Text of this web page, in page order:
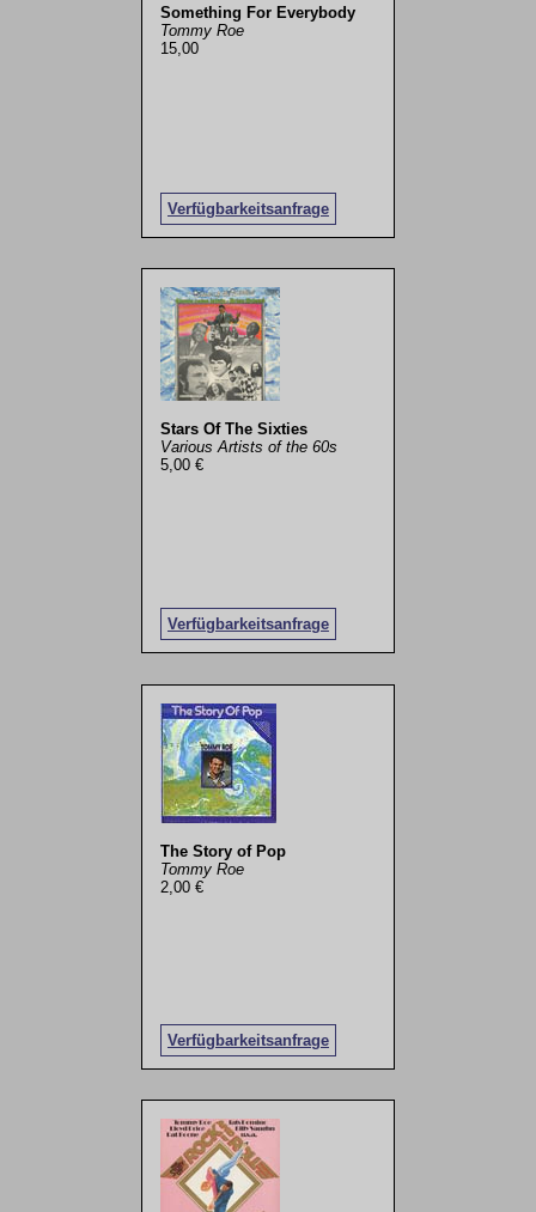
Something For Everybody
Tommy Roe
15,00
Verfügbarkeitsanfrage
Stars Of The Sixties
Various Artists of the 60s
5,00 €
Verfügbarkeitsanfrage
The Story of Pop
Tommy Roe
2,00 €
Verfügbarkeitsanfrage